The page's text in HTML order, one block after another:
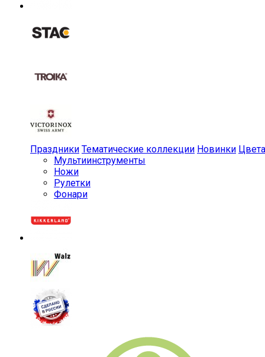
Праздники Тематические коллекции Новинки Цвета
Мульти­инструменты
Ножи
Рулетки
Фонари